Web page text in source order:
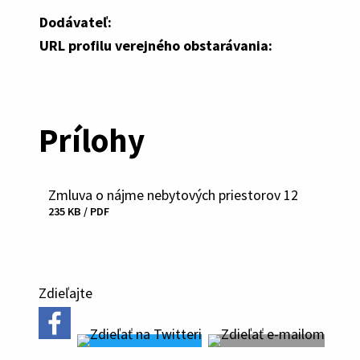
Dodávateľ:
URL profilu verejného obstarávania:
Prílohy
Stiahnuť
Zmluva o nájme nebytových priestorov 12
235 KB / PDF
Zdieľajte